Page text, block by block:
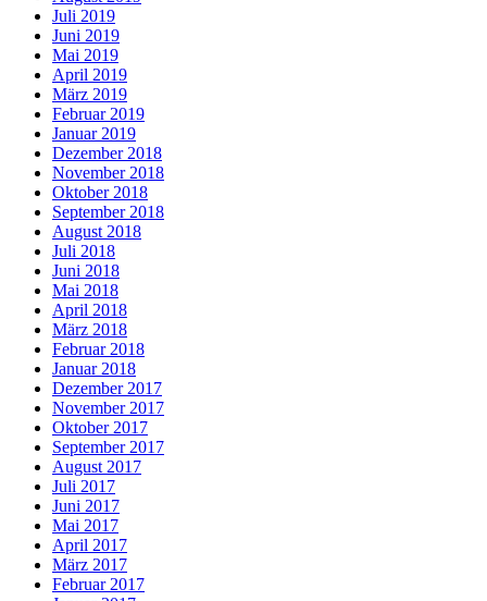
Juli 2019
Juni 2019
Mai 2019
April 2019
März 2019
Februar 2019
Januar 2019
Dezember 2018
November 2018
Oktober 2018
September 2018
August 2018
Juli 2018
Juni 2018
Mai 2018
April 2018
März 2018
Februar 2018
Januar 2018
Dezember 2017
November 2017
Oktober 2017
September 2017
August 2017
Juli 2017
Juni 2017
Mai 2017
April 2017
März 2017
Februar 2017